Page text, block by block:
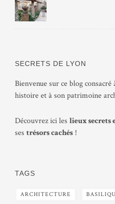
SECRETS DE LYON
Bienvenue sur ce blog
histoire et à son patrimoine
Découvrez ici les lieux secrets
ses trésors cachés !
TAGS
ARCHITECTURE